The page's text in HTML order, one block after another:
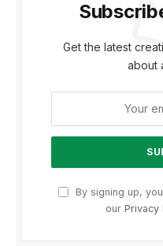
Get the latest
about
By signing up,
our Privacy